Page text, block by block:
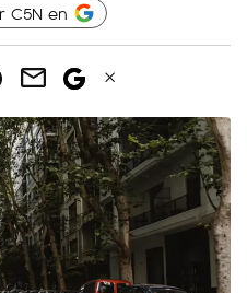
C5N en